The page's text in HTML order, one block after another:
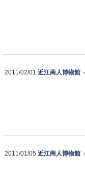
2011/02/01 近江商人博物館
2011/01/05 近江商人博物館